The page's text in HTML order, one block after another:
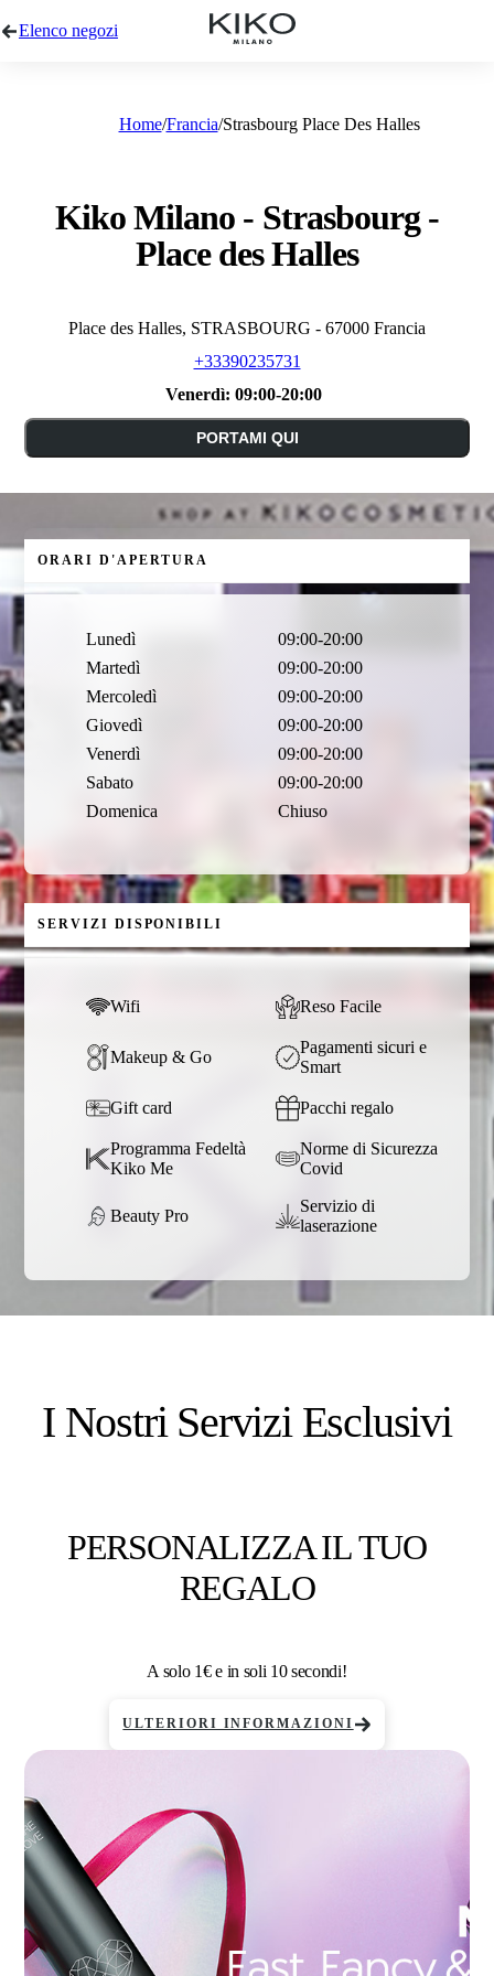
Elenco negozi
Home Francia Strasbourg Place Des Halles
Kiko Milano - Strasbourg -
Place des Halles
Place des Halles, STRASBOURG - 67000 Francia
+33390235731
Venerdì:09:00-20:00
PORTAMI QUI
ORARI D'APERTURA
Lunedì
09:00-20:00
Martedì
09:00-20:00
Mercoledì
09:00-20:00
Giovedì
09:00-20:00
Venerdì
09:00-20:00
Sabato
09:00-20:00
Domenica
Chiuso
SERVIZI DISPONIBILI
Wifi Reso Facile
Makeup & Go
Pagamenti sicuri e
Smart
Gift card Pacchi regalo
Programma Fedeltà
Kiko Me
Norme di Sicurezza
Covid
Beauty Pro
Servizio di
laserazione
I Nostri Servizi Esclusivi
PERSONALIZZA IL TUO
REGALO
A solo 1€ e in soli 10 secondi!
ULTERIORI INFORMAZIONI